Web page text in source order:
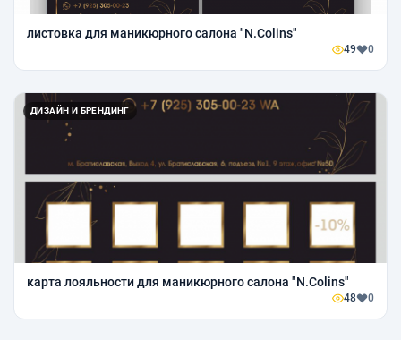
листовка для маникюрного салона "N.Colins"
49 0
ДИЗАЙН И БРЕНДИНГ
карта лояльности для маникюрного салона "N.Colins"
48 0